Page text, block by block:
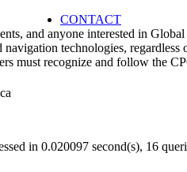
CONTACT
and anyone interested in
technologies, regardless
must recognize and follow the
in 0.020097 second(s), 16